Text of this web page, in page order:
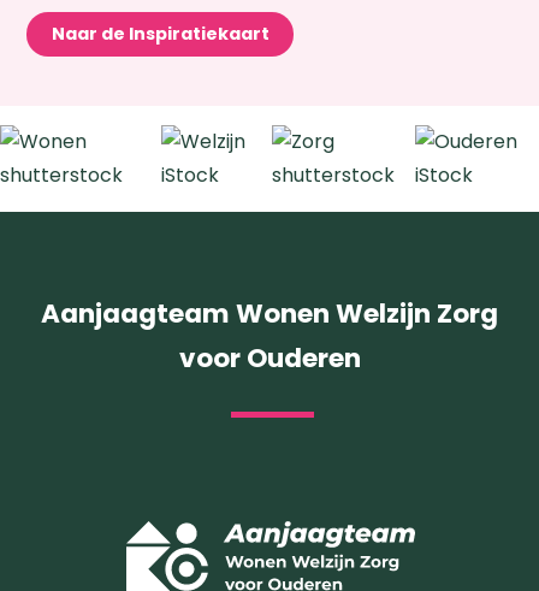
Naar de Inspiratiekaart
Aanjaagteam Wonen Welzijn Zorg
voor Ouderen